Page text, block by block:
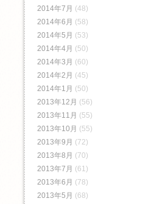
2014年7月 (48)
2014年6月 (58)
2014年5月 (53)
2014年4月 (50)
2014年3月 (60)
2014年2月 (45)
2014年1月 (50)
2013年12月 (56)
2013年11月 (55)
2013年10月 (55)
2013年9月 (72)
2013年8月 (70)
2013年7月 (61)
2013年6月 (78)
2013年5月 (68)